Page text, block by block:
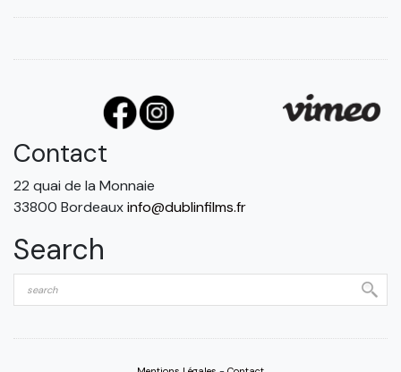
Contact
22 quai de la Monnaie
33800 Bordeauxinfo@dublinfilms.fr
Search